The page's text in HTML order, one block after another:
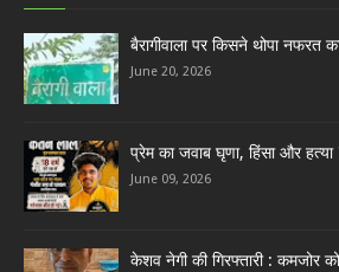
बैरागीवाला पर किसने थोपा नफरत
June 20, 2026
प्रेम का जवाब घृणा, हिंसा और हत्या
June 09, 2026
केशव नेगी की गिरफ्तारी : कमजोर